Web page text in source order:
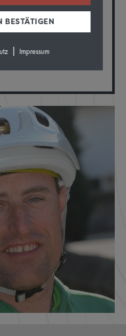
BESTÄTIGEN
| Impressum